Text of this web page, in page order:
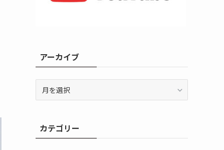
アーカイブ
ブカテゴリー